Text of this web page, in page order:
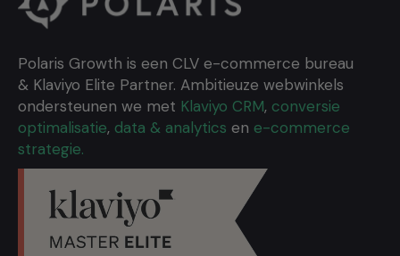
Polaris Growth is een CLV e-commerce bureau
& Klaviyo Elite Partner. Ambitieuze webwinkels
ondersteunen we met Klaviyo CRM, conversie
optimalisatie, data & analytics en e-commerce
strategie.